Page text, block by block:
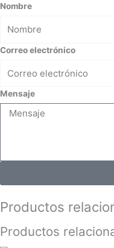
Nombre
Correo electrónico
Mensaje
Productos
Productos